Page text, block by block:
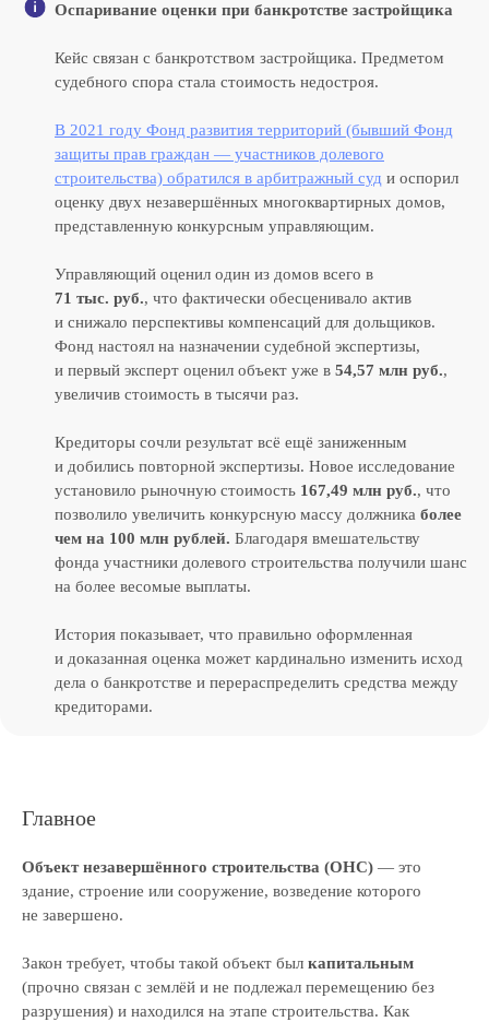
Оспаривание оценки при банкротстве застройщика
Кейс связан с банкротством застройщика. Предметом
судебного спора стала стоимость недостроя.
В 2021 году Фонд развития территорий (бывший Фонд
защиты прав граждан — участников долевого
строительства) обратился в арбитражный суд и оспорил
оценку двух незавершённых многоквартирных домов,
представленную конкурсным управляющим.
Управляющий оценил один из домов всего в
71 тыс. руб., что фактически обесценивало актив
и снижало перспективы компенсаций для дольщиков.
Фонд настоял на назначении судебной экспертизы,
и первый эксперт оценил объект уже в 54,57 млн руб.,
увеличив стоимость в тысячи раз.
Кредиторы сочли результат всё ещё заниженным
и добились повторной экспертизы. Новое исследование
установило рыночную стоимость 167,49 млн руб., что
позволило увеличить конкурсную массу должника более
чем на 100 млн рублей. Благодаря вмешательству
фонда участники долевого строительства получили шанс
на более весомые выплаты.
История показывает, что правильно оформленная
и доказанная оценка может кардинально изменить исход
дела о банкротстве и перераспределить средства между
кредиторами.
Главное
Объект незавершённого строительства (ОНС) — это
здание, строение или сооружение, возведение которого
не завершено.
Закон требует, чтобы такой объект был капитальным
(прочно связан с землёй и не подлежал перемещению без
разрушения) и находился на этапе строительства. Как
Навигация
Пн-пт, с 9:30 до 18:30
123112, Москва, Пресненская наб., 12
ТОП-50
в рейтинге RAEX
Российская консалтинговая компания
8 499 391-81-00
ООО «ЭР-Аудит»
Калькулятор дебиторской
Скачать реквизиты компании
Скачать прайс-лист на услуги
компании